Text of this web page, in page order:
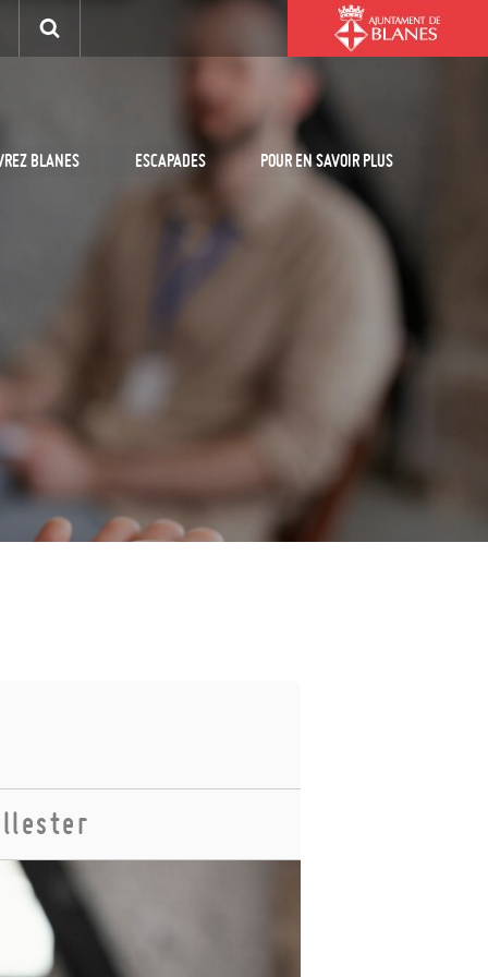
BLANES ESCAPADES POUR EN SAVOIR PLUS